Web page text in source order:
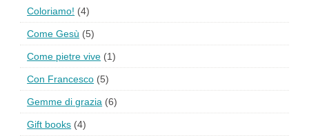
Coloriamo! (4)
Come Gesù (5)
Come pietre vive (1)
Con Francesco (5)
Gemme di grazia (6)
Gift books (4)